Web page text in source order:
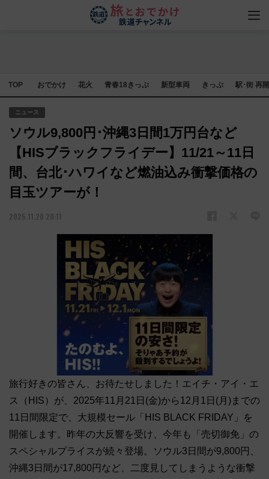
TOP おでかけ 花火 青春18きっぷ 新型車両 きっぷ 駅･街 再
ニュース
ソウル9,800円･沖縄3日間1万円台など
【HISブラックフライデー】11/21～11日
間、台北･ハワイなど燃油込み衝撃価格の
目玉ツアーが！
2025.11.20 20:11
旅行好きの皆さん、お待たせしました！エイチ・アイ・エ
ス（HIS）が、2025年11月21日(金)から12月1日(月)までの
11日間限定で、大規模セール「HIS BLACK FRIDAY」を
開催します。昨年の大反響を受け、今年も「売切御免」の
スペシャルプライスが続々登場。ソウル3日間が9,800円、
沖縄3日間が17,800円など、二度見してしまうような衝撃